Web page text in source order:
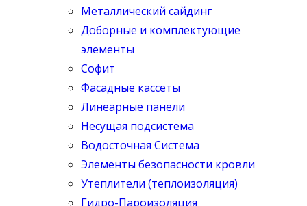
Металлический сайдинг
Доборные и комплектующие
элементы
Софит
Фасадные кассеты
Линеарные панели
Несущая подсистема
Водосточная Система
Элементы безопасности кровли
Утеплители (теплоизоляция)
Гидро-Пароизоляция